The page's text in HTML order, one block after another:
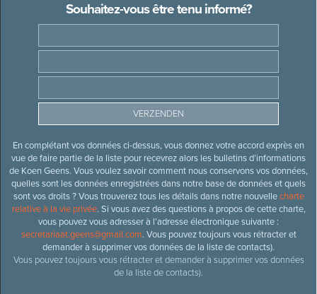
Souhaitez-vous être tenu informé?
En complétant vos données ci-dessus, vous donnez votre accord exprès en
vue de faire partie de la liste pour recevrez alors les bulletins d’informations
de Koen Geens. Vous voulez savoir comment nous conservons vos données,
quelles sont les données enregistrées dans notre base de données et quels
sont vos droits ? Vous trouverez tous les détails dans notre nouvellecharte
relative à la vie privée. Si vous avez des questions à propos de cette charte,
vous pouvez vous adresser à l’adresse électronique suivante :
secretariaat.geens@gmail.com. Vous pouvez toujours vous rétracter et
demander à supprimer vos données de la liste de contacts).
Vous pouvez toujours vous rétracter et demander à supprimer vos données
de la liste de contacts).